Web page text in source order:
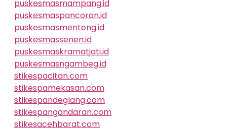
puskesmasmampang.id
puskesmaspancoran.id
puskesmasmenteng.id
puskesmassenen.id
puskesmaskramatjati.id
puskesmasngambeg.id
stikespacitan.com
stikespamekasan.com
stikespandeglang.com
stikespangandaran.com
stikesacehbarat.com